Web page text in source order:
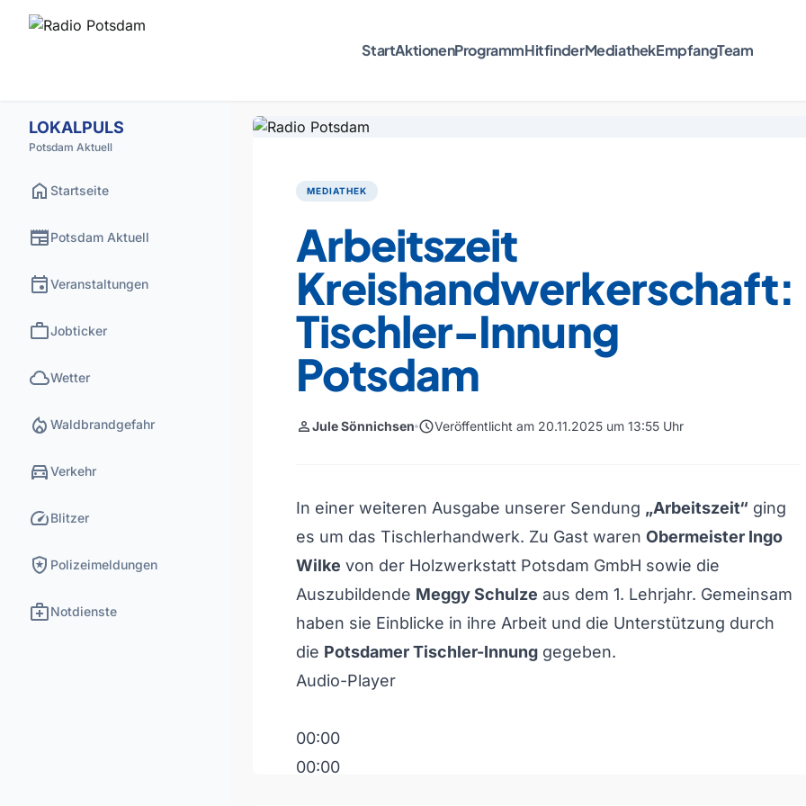
StartAktionenProgrammHitfinderMediathekEmpfangTeam
LOKALPULS
Potsdam Aktuell
home Startseite
newspaperPotsdam Aktuell
eventVeranstaltungen
workJobticker
cloudWetter
local_fire_department Waldbrandgefahr
directions_carVerkehr
speedBlitzer
local_police Polizeimeldungen
medical_servicesNotdienste
MEDIATHEK
Arbeitszeit
Kreishandwerkerschaft:
Tischler-Innung
Potsdam
personJule Sönnichsen scheduleVeröffentlicht am 20.11.2025 um 13:55 Uhr
In einer weiteren Ausgabe unserer Sendung „Arbeitszeit“ ging
es um das Tischlerhandwerk. Zu Gast waren Obermeister Ingo
Wilke von der Holzwerkstatt Potsdam GmbH sowie die
Auszubildende Meggy Schulze aus dem 1. Lehrjahr. Gemeinsam
haben sie Einblicke in ihre Arbeit und die Unterstützung durch
die Potsdamer Tischler-Innung gegeben.
Audio-Player
00:00
00:00